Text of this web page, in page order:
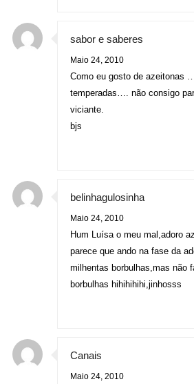
sabor e saberes
Maio 24, 2010
Como eu gosto de azeitonas
temperadas…. não consigo
viciante.
bjs
belinhagulosinha
Maio 24, 2010
Hum Luísa o meu mal,adoro
parece que ando na fase da
milhentas borbulhas,mas não
borbulhas hihihihihi,jinhosss
Canais
Maio 24, 2010